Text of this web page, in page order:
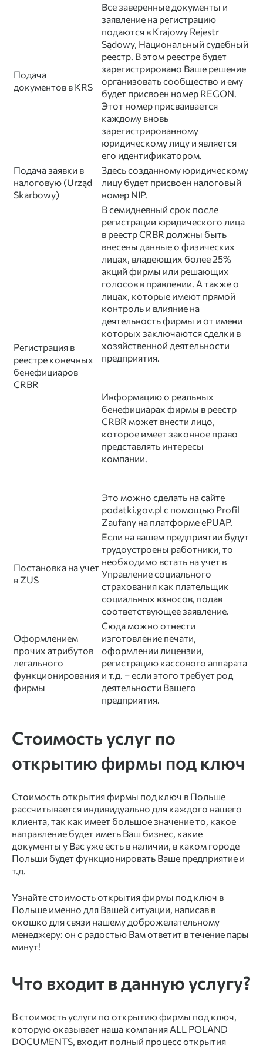
Подача
документов в KRS
Все заверенные документы и
заявление на регистрацию
подаются в Krajowy Rejestr
Sądowy, Национальный судебный
реестр. В этом реестре будет
зарегистрировано Ваше решение
организовать сообщество и ему
будет присвоен номер REGON.
Этот номер присваивается
каждому вновь
зарегистрированному
юридическому лицу и является
его идентификатором.
Подача заявки в
налоговую (Urząd
Skarbowy)
Здесь созданному юридическому
лицу будет присвоен налоговый
номер NIP.
Регистрация в
реестре конечных
бенефициаров
CRBR
В семидневный срок после
регистрации юридического лица
в реестр CRBR должны быть
внесены данные о физических
лицах, владеющих более 25%
акций фирмы или решающих
голосов в правлении. А также о
лицах, которые имеют прямой
контроль и влияние на
деятельность фирмы и от имени
которых заключаются сделки в
хозяйственной деятельности
предприятия.
Информацию о реальных
бенефициарах фирмы в реестр
CRBR может внести лицо,
которое имеет законное право
представлять интересы
компании.
Это можно сделать на сайте
podatki.gov.pl с помощью Profil
Zaufany на платформе ePUAP.
Постановка на учет
в ZUS
Если на вашем предприятии будут
трудоустроены работники, то
необходимо встать на учет в
Управление социального
страхования как плательщик
социальных взносов, подав
соответствующее заявление.
Оформлением
прочих атрибутов
легального
функционирования
фирмы
Сюда можно отнести
изготовление печати,
оформлении лицензии,
регистрацию кассового аппарата
и т.д. – если этого требует род
деятельности Вашего
предприятия.
Стоимость услуг по
открытию фирмы под ключ
Стоимость открытия фирмы под ключ в Польше
рассчитывается индивидуально для каждого нашего
клиента, так как имеет большое значение то, какое
направление будет иметь Ваш бизнес, какие
документы у Вас уже есть в наличии, в каком городе
Польши будет функционировать Ваше предприятие и
т.д.
Узнайте стоимость открытия фирмы под ключ в
Польше именно для Вашей ситуации, написав в
окошко для связи нашему доброжелательному
менеджеру: он с радостью Вам ответит в течение пары
минут!
Что входит в данную услугу?
В стоимость услуги по открытию фирмы под ключ,
которую оказывает наша компания ALL POLAND
DOCUMENTS, входит полный процесс открытия